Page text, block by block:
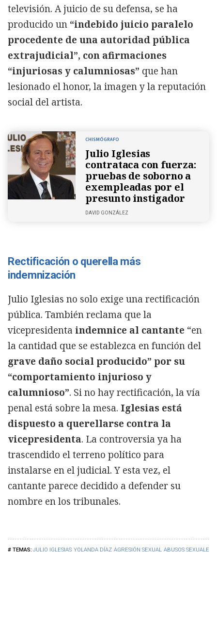
JULIO IGLESIAS YOLANDA DÍAZ AGRESIÓN SEXUAL ABUSOS SEXUALES
televisión. A juicio de su defensa, se ha
producido un “indebido juicio paralelo
procedente de una autoridad pública
extrajudicial”, con afirmaciones
“injuriosas y calumniosas” que han
lesionado el honor, la imagen y la reputación
social del artista.
CHISMÓGRAFO
Julio Iglesias
contrataca con fuerza:
pruebas de soborno a
exempleadas por el
presunto instigador
DAVID GONZÁLEZ
Rectificación o querella más
indemnización
Julio Iglesias no solo exige una rectificación
pública. También reclama que la
vicepresidenta indemnice al cantante “en
la cantidad que se establezca en función del
grave daño social producido” por su
“comportamiento injurioso y
calumnioso”. Si no hay rectificación, la vía
penal está sobre la mesa. Iglesias está
dispuesto a querellarse contra la
vicepresidenta. La controversia ya ha
trascendido el terreno político para
instalarse en el judicial. Y esta vez, el
cantante parece decidido a defender su
nombre en los tribunales.